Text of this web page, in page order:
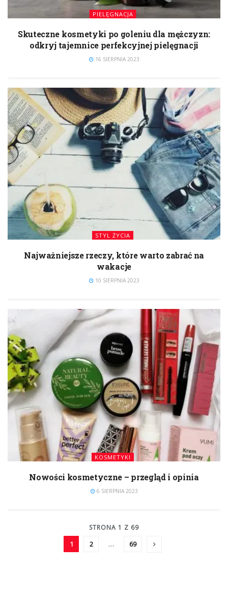
PIELĘGNACJA
Skuteczne kosmetyki po goleniu dla mężczyzn:
odkryj tajemnice perfekcyjnej pielęgnacji
16 SIERPNIA 2023
STYL ŻYCIA
Najważniejsze rzeczy, które warto zabrać na
wakacje
10 SIERPNIA 2023
KOSMETYKI
Nowości kosmetyczne – przegląd i opinia
6 SIERPNIA 2023
STRONA 1 Z 69
1 2 … 69